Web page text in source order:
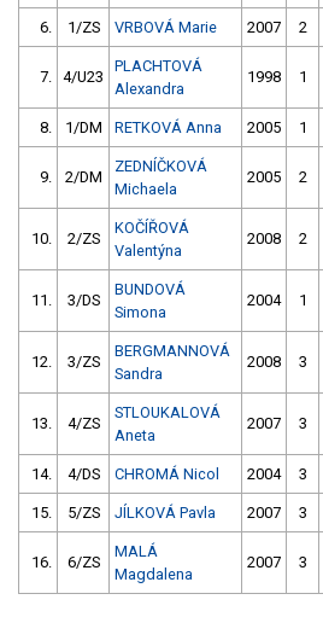
6. 1/ZS VRBOVÁ Marie 2007 2
7. 4/U23
PLACHTOVÁ
Alexandra
1998 1
8. 1/DM RETKOVÁ Anna 2005 1
9. 2/DM
ZEDNÍČKOVÁ
Michaela
2005 2
10. 2/ZS
KOČÍŘOVÁ
Valentýna
2008 2
11. 3/DS
BUNDOVÁ
Simona
2004 1
12. 3/ZS
BERGMANNOVÁ
Sandra
2008 3
13. 4/ZS
STLOUKALOVÁ
Aneta
2007 3
14. 4/DS CHROMÁ Nicol 2004 3
15. 5/ZS JÍLKOVÁ Pavla 2007 3
16. 6/ZS
MALÁ
Magdalena
2007 3